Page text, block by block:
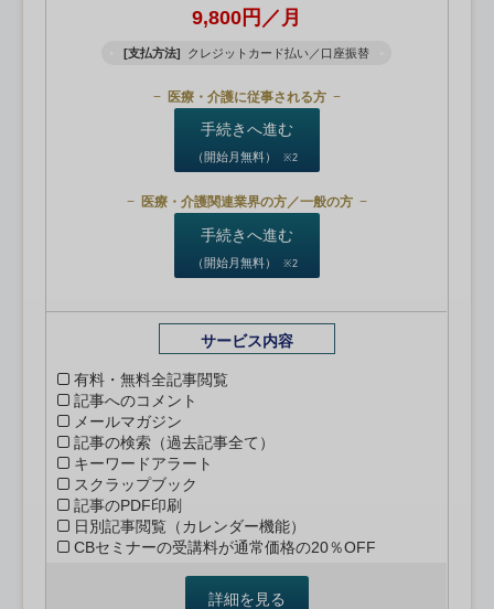
9,800円／月
[支払方法] クレジットカード払い／口座振替
医療・介護に従事される方
手続きへ進む
（開始月無料） ※2
医療・介護関連業界の方／一般の方
手続きへ進む
（開始月無料） ※2
サービス内容
有料・無料全記事閲覧
記事へのコメント
メールマガジン
記事の検索（過去記事全て）
キーワードアラート
スクラップブック
記事のPDF印刷
日別記事閲覧（カレンダー機能）
CBセミナーの受講料が通常価格の20％OFF
詳細を見る